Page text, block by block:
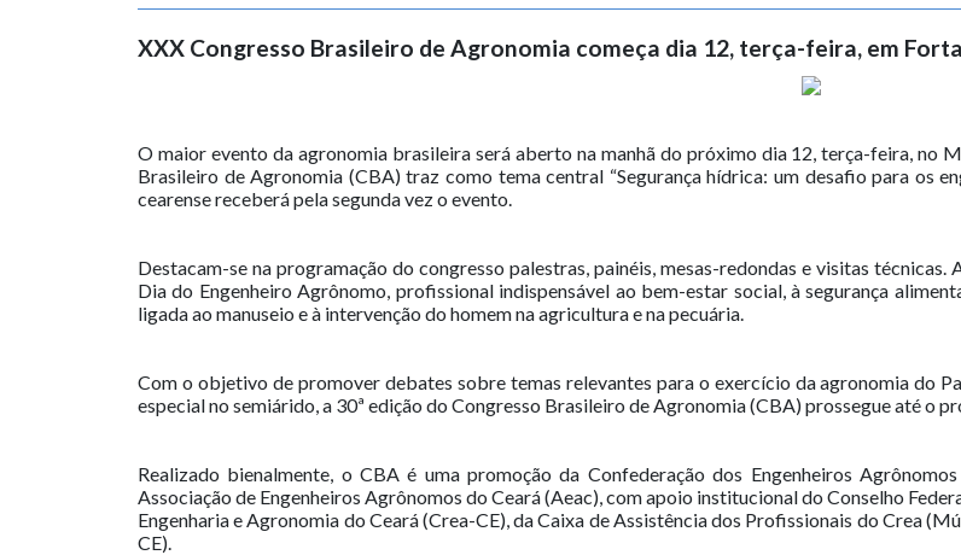
XXX Congresso Brasileiro de Agronomia começa dia 12, terça-feira, em
O maior evento da agronomia brasileira será aberto na manhã do próximo dia 12, terça-feira, no
Brasileiro de Agronomia (CBA) traz como tema central “Segurança hídrica: um desafio para os
cearense receberá pela segunda vez o evento.
Destacam-se na programação do congresso palestras, painéis, mesas-redondas e visitas
Dia do Engenheiro Agrônomo, profissional indispensável ao bem-estar social, à segurança
ligada ao manuseio e à intervenção do homem na agricultura e na pecuária.
Com o objetivo de promover debates sobre temas relevantes para o exercício da agronomia do
especial no semiárido, a 30ª edição do Congresso Brasileiro de Agronomia (CBA) prossegue até o
Realizado bienalmente, o CBA é uma promoção da Confederação dos Engenheiros
Associação de Engenheiros Agrônomos do Ceará (Aeac), com apoio institucional do Conselho
Engenharia e Agronomia do Ceará (Crea-CE), da Caixa de Assistência dos Profissionais do Crea
CE).